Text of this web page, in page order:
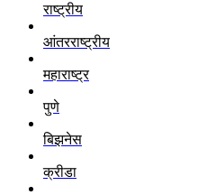
राष्ट्रीय
आंतरराष्ट्रीय
महाराष्ट्र
पुणे
बिझनेस
क्रीडा